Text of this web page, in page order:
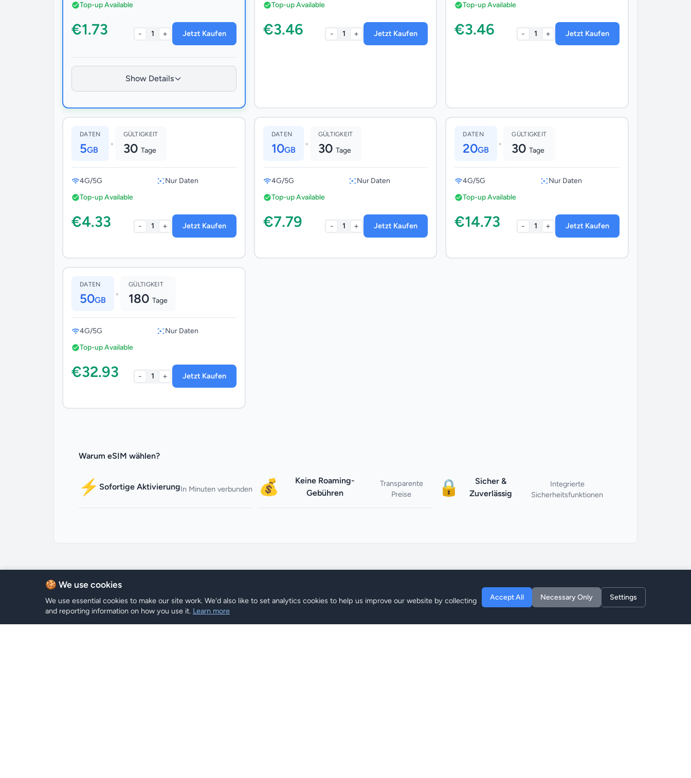
Top-up Available
€1.73 - 1 + Jetzt Kaufen
Show Details
Top-up Available
€3.46 - 1 + Jetzt Kaufen
Top-up Available
€3.46 - 1 + Jetzt Kaufen
DATEN
5GB •
GÜLTIGKEIT
30 Tage
4G/5G
Nur Daten
Top-up Available
€4.33 - 1 + Jetzt Kaufen
DATEN
10GB •
GÜLTIGKEIT
30 Tage
4G/5G
Nur Daten
Top-up Available
€7.79 - 1 + Jetzt Kaufen
DATEN
20GB •
GÜLTIGKEIT
30Tage
4G/5G
Nur Daten
Top-up Available
€14.73 - 1 + Jetzt Kaufen
DATEN
50GB •
GÜLTIGKEIT
180 Tage
4G/5G
Nur Daten
Top-up Available
€32.93 - 1 + Jetzt Kaufen
Warum eSIM wählen?
⚡ Sofortige AktivierungIn Minuten verbunden 💰
Keine Roaming-
Gebühren
Transparente
Preise
🔒
Sicher &
Zuverlässig
Integrierte
Sicherheitsfunktionen
🍪 We use cookies
We use essential cookies to make our site work. We'd also like to set analytics cookies to help us improve our website by collecting
and reporting information on how you use it. Learn more
Accept All Necessary Only Settings